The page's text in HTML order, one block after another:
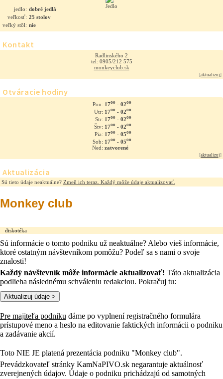
jedlo: dobré jedlá
veľkosť: 25 stolov
veľký stôl: nie
Kontakt
Radlinského 2
tel: 0905/212 575
monkeyclub.sk
[aktualizuj]
Otváracie hodiny
Pon: 17oo- 02oo
Utr: 17oo- 02oo
Str: 17oo- 02oo
Štv: 17oo- 02oo
Pia: 17oo- 05oo
Sob: 17oo- 05oo
Ned: zatvorené
[aktualizuj]
Aktualizácia
Sú tieto údaje neaktuálne? Zmeň ich teraz. Každý môže údaje aktualizovať.
Monkey club
diskotéka
Sú informácie o tomto podniku už neaktuálne? Alebo vieš informácie,
ktoré ostatným návštevníkom pomôžu? Podeľ sa s nami o svoje
znalosti!
Každý návštevník môže informácie aktualizovať! Táto aktualizácia
podlieha následnému schváleniu redakciou. Pokračuj tu:
Pre majiteľa podniku dáme po vyplnení registračného formulára
prístupové meno a heslo na editovanie faktických informácii o podniku
a zadávanie akcií.
Toto NIE JE platená prezentácia podniku "Monkey club".
Prevádzkovateľ stránky KamNaPIVO.sk negarantuje aktuálnosť
zverejnených údajov. Údaje o podniku prichádzajú od samotných